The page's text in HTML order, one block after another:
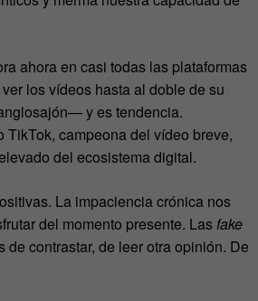
ahora en casi todas las plataformas
los vídeos hasta al doble de su
y es tendencia.
campeona del vídeo breve,
del ecosistema digital.
La impaciencia crónica nos
del momento presente. Lasfake
contrastar, de leer otra opinión. De